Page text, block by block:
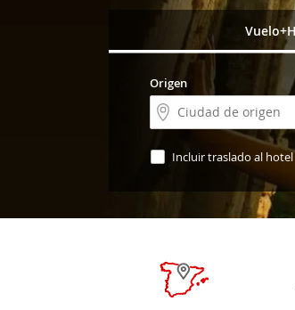
Origen
Incluir traslado al hotel